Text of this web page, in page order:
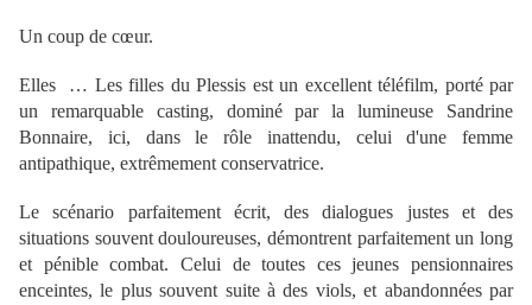
Un coup de cœur.
Elles … Les filles du Plessis est un excellent téléfilm, porté par
un remarquable casting, dominé par la lumineuse Sandrine
Bonnaire, ici, dans le rôle inattendu, celui d'une femme
antipathique, extrêmement conservatrice.
Le scénario parfaitement écrit, des dialogues justes et des
situations souvent douloureuses, démontrent parfaitement un long
et pénible combat. Celui de toutes ces jeunes pensionnaires
enceintes, le plus souvent suite à des viols, et abandonnées par